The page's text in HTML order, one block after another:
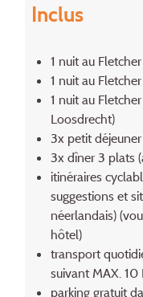
Inclus
1 nuit au
1 nuit au
1 nuit au
Loosdrecht)
3x petit
3x dîner 3 plats
itinéraires
suggestions et
néerlandais)
hôtel)
transport
suivant MAX. 10
parking gratuit